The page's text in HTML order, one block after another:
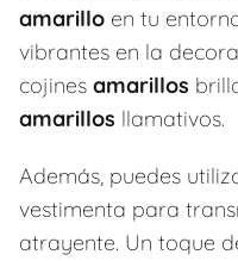
amarillo en tu
vibrantes en la
cojines amarillos
amarillos llamativos.
Además, puedes
vestimenta para
atrayente. Un toque